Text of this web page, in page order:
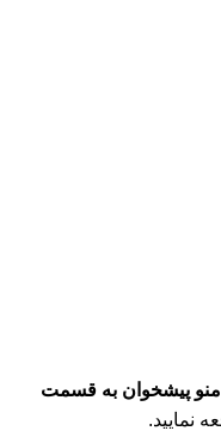
منو پیشخوان به قسمت
نمایید.